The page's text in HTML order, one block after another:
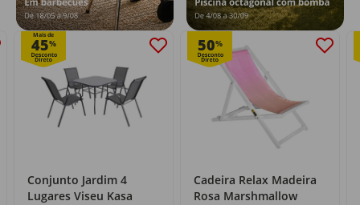
Mais de
45%
Conjunto Jardim 4
Lugares Viseu Kasa
50%
Cadeira Relax Madeira
Rosa Marshmallow